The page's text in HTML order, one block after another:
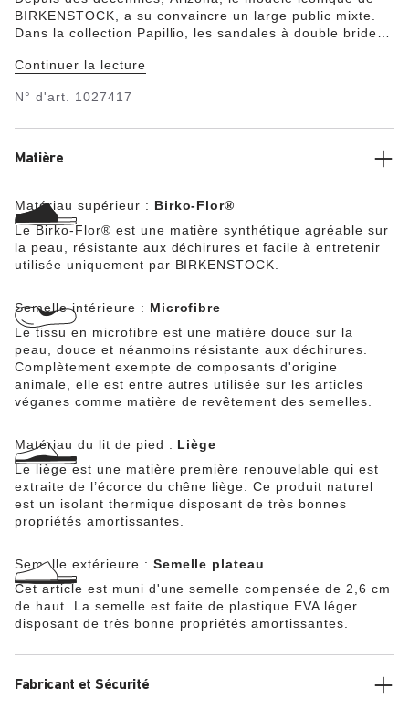
BIRKENSTOCK, a su convaincre un large public mixte.
Dans la collection Papillio, les sandales à double bride
détails de couleur assortie parachèvent avec raffinement
avec de nouvelles matières et sont désormais
confirment les tests effectués par des laboratoires de
résistante.
Continuer la lecture
N° d'art. 1027417
Matière
Matériau supérieur : Birko-Flor®
Le Birko-Flor® est une matière synthétique agréable sur
la peau, résistante aux déchirures et facile à entretenir
utilisée uniquement par BIRKENSTOCK.
Semelle intérieure : Microfibre
Le tissu en microfibre est une matière douce sur la
peau, douce et néanmoins résistante aux déchirures.
Complètement exempte de composants d'origine
animale, elle est entre autres utilisée sur les articles
véganes comme matière de revêtement des semelles.
Matériau du lit de pied : Liège
Le liège est une matière première renouvelable qui est
extraite de l’écorce du chêne liège. Ce produit naturel
est un isolant thermique disposant de très bonnes
propriétés amortissantes.
Semelle extérieure : Semelle plateau
Cet article est muni d'une semelle compensée de 2,6 cm
de haut. La semelle est faite de plastique EVA léger
disposant de très bonne propriétés amortissantes.
Fabricant et Sécurité